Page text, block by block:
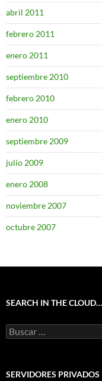
abril 2011
febrero 2011
enero 2011
septiembre 2010
febrero 2010
enero 2010
septiembre 2009
julio 2009
enero 2008
noviembre 2007
octubre 2007
SEARCH IN THE CLOUD…
Buscar:
SERVIDORES PRIVADOS